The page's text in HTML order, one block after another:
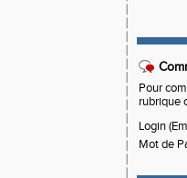
Pour
rubrique
Login
Mot de